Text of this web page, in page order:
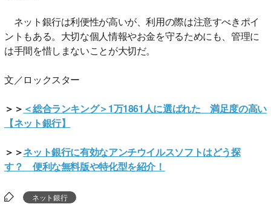
ネット銀行は利便性が高いが、利用の際は注意すべきポイ
ントもある。大切な個人情報やお金を守るためにも、管理に
は手間を惜しまないことが大切だ。
文／ロックスター
＞＞ ＜総合ランキング＞1万1861人に選ばれた 満足度の高い
【ネット銀行】
＞＞ネット銀行に有効なアンチウイルスソフトはどう探
す？ 便利な無料版や特化型を紹介！
ネット銀行